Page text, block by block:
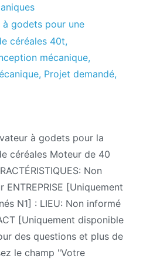
godets pour une
céréales 40t,
mécanique,
, Projet demandé,
à godets pour la
céréales Moteur de 40
Non
[Uniquement
N1] : LIEU: Non informé
[Uniquement disponible
des questions et plus de
le champ "Votre